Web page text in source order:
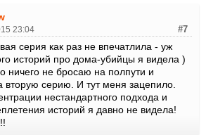
23:04 #7
серия как раз не впечатлила - уж
историй про дома-убийцы я видела )
ничего не бросаю на полпути и
вторую серию. И тут меня зацепило.
нестандартного подхода и
историй я давно не видела!